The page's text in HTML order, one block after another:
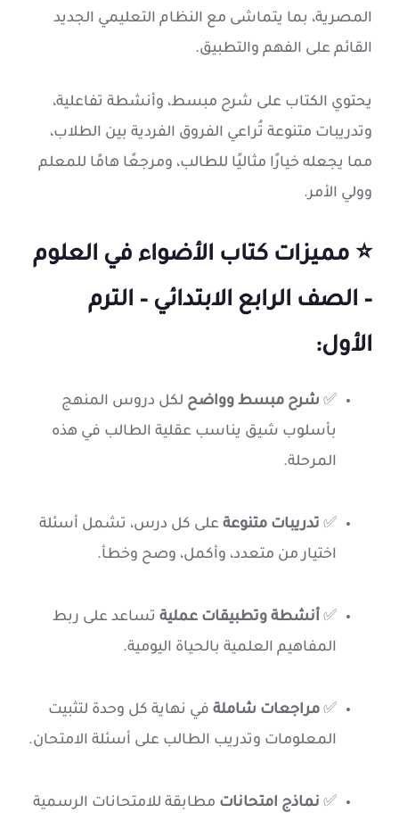
المصرية، بما يتماشى مع النظام التعليمي الجديد
القائم على الفهم والتطبيق.
يحتوي الكتاب على شرح مبسط، وأنشطة تفاعلية،
وتدريبات متنوعة تُراعي الفروق الفردية بين الطلاب،
مما يجعله خيارًا مثاليًا للطالب، ومرجعًا هامًا للمعلم
وولي الأمر.
⭐ مميزات كتاب الأضواء في العلوم
– الصف الرابع الابتدائي – الترم
الأول:
✅ شرح مبسط وواضح لكل دروس المنهج
بأسلوب شيق يناسب عقلية الطالب في هذه
المرحلة.
✅ تدريبات متنوعة على كل درس، تشمل أسئلة
اختيار من متعدد، وأكمل، وصح وخطأ.
✅ أنشطة وتطبيقات عملية تساعد على ربط
المفاهيم العلمية بالحياة اليومية.
✅ مراجعات شاملة في نهاية كل وحدة لتثبيت
المعلومات وتدريب الطالب على أسئلة الامتحان.
✅ نماذج امتحانات مطابقة للامتحانات الرسمية